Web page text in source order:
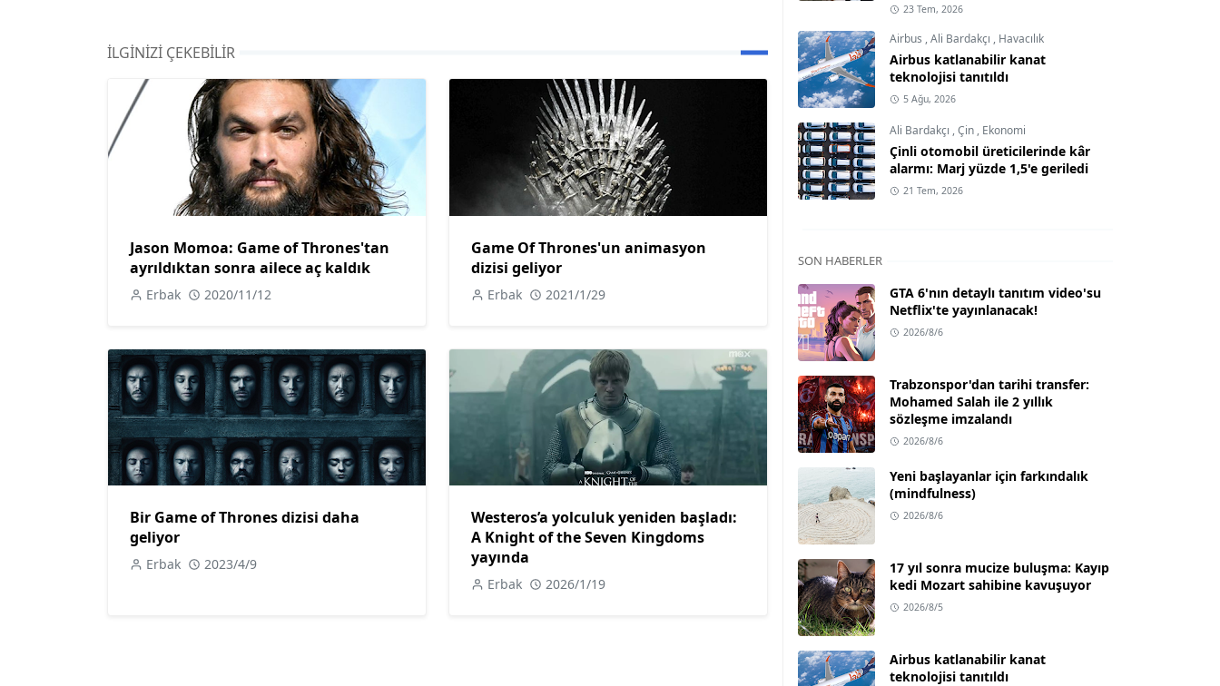
İLGINIZI ÇEKEBILIR
Jason Momoa: Game of Thrones'tan
ayrıldıktan sonra ailece aç kaldık
Erbak 2020/11/12
Game Of Thrones'un animasyon
dizisi geliyor
Erbak 2021/1/29
Bir Game of Thrones dizisi daha
geliyor
Erbak 2023/4/9
Westeros’a yolculuk yeniden başladı:
A Knight of the Seven Kingdoms
yayında
Erbak 2026/1/19
23 Tem, 2026
Airbus ,Ali Bardakçı , Havacılık
Airbus katlanabilir kanat
teknolojisi tanıtıldı
5 Ağu, 2026
Ali Bardakçı ,Çin , Ekonomi
Çinli otomobil üreticilerinde kâr
alarmı: Marj yüzde 1,5'e geriledi
21 Tem, 2026
SON HABERLER
GTA 6'nın detaylı tanıtım video'su
Netflix'te yayınlanacak!
2026/8/6
Trabzonspor'dan tarihi transfer:
Mohamed Salah ile 2 yıllık
sözleşme imzalandı
2026/8/6
Yeni başlayanlar için farkındalık
(mindfulness)
2026/8/6
17 yıl sonra mucize buluşma: Kayıp
kedi Mozart sahibine kavuşuyor
2026/8/5
Airbus katlanabilir kanat
teknolojisi tanıtıldı